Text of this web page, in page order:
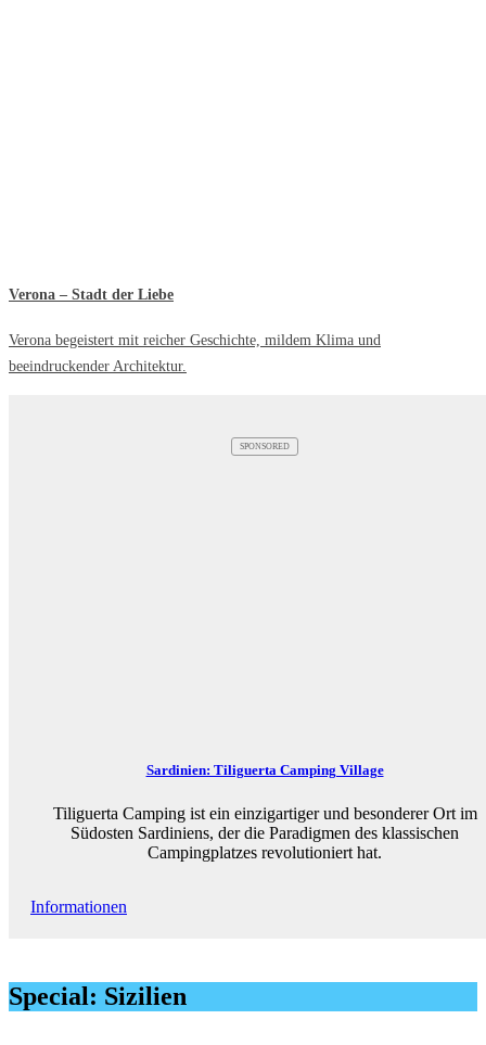
Verona – Stadt der Liebe
Verona begeistert mit reicher Geschichte, mildem Klima und
beeindruckender Architektur.
SPONSORED
Sardinien: Tiliguerta Camping Village
Tiliguerta Camping ist ein einzigartiger und besonderer Ort im
Südosten Sardiniens, der die Paradigmen des klassischen
Campingplatzes revolutioniert hat.
Informationen
Special: Sizilien